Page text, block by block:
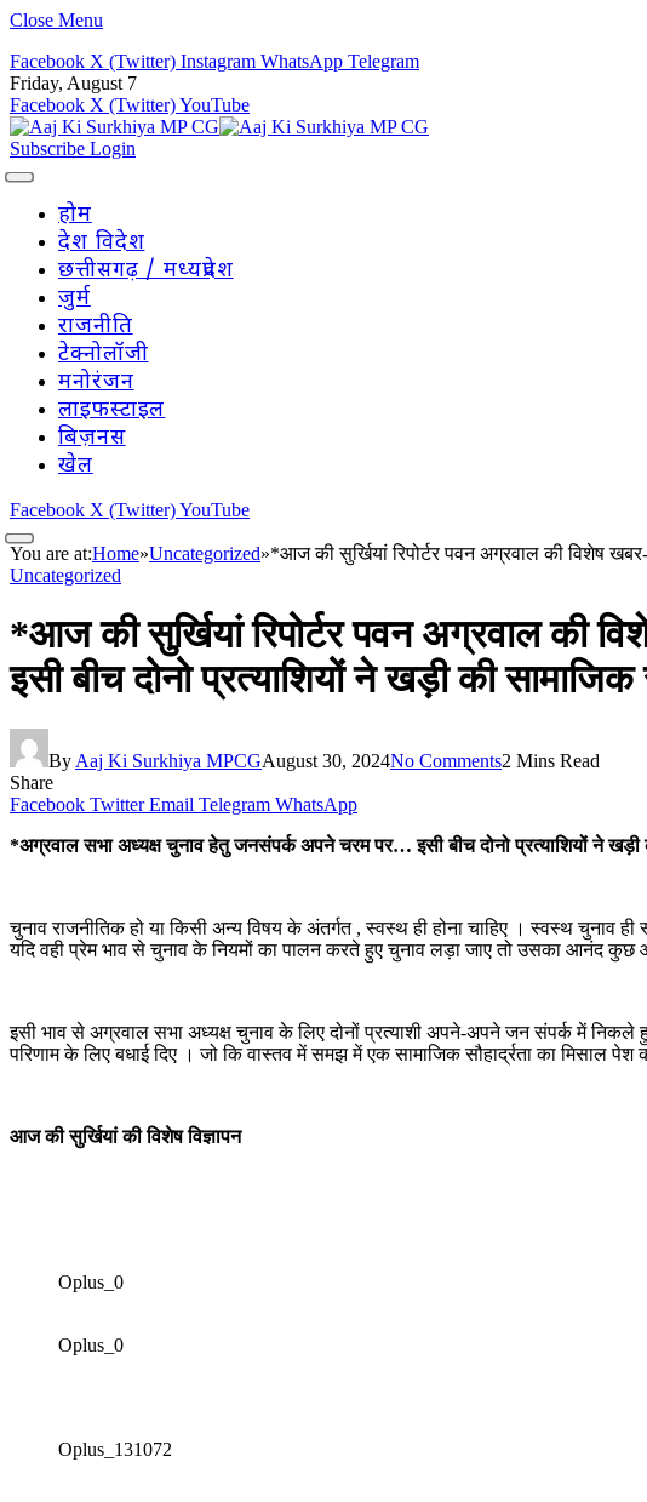
Close Menu
Facebook X (Twitter) Instagram WhatsApp Telegram
Friday, August 7
Facebook X (Twitter)YouTube
Subscribe Login
होम
देश विदेश
छत्तीसगढ़ / मध्यप्रदेश
जुर्म
राजनीति
टेक्नोलॉजी
मनोरंजन
लाइफस्टाइल
बिज़नस
खेल
Facebook X (Twitter)YouTube
You are at:Home»Uncategorized»*आज की सुर्खियां रिपोर्टर पवन अग्रवाल की विशेष
Uncategorized
*आज की सुर्खियां रिपोर्टर पवन अग्रवाल की
इसी बीच दोनो प्रत्याशियों ने खड़ी की सामाजिक
By Aaj Ki Surkhiya MPCGAugust 30, 2024No Comments2 Mins Read
Share
Facebook Twitter Email Telegram WhatsApp
*अग्रवाल सभा अध्यक्ष चुनाव हेतु जनसंपर्क अपने चरम पर… इसी बीच दोनो प्रत्याशियों ने खड़ी
चुनाव राजनीतिक हो या किसी अन्य विषय के अंतर्गत , स्वस्थ ही होना चाहिए । स्वस्थ चुनाव
यदि वही प्रेम भाव से चुनाव के नियमों का पालन करते हुए चुनाव लड़ा जाए तो उसका आनंद कुछ
इसी भाव से अग्रवाल सभा अध्यक्ष चुनाव के लिए दोनों प्रत्याशी अपने-अपने जन संपर्क में
परिणाम के लिए बधाई दिए । जो कि वास्तव में समझ में एक सामाजिक सौहार्द्रता का
आज की सुर्खियां की विशेष विज्ञापन
Oplus_0
Oplus_0
Oplus_131072